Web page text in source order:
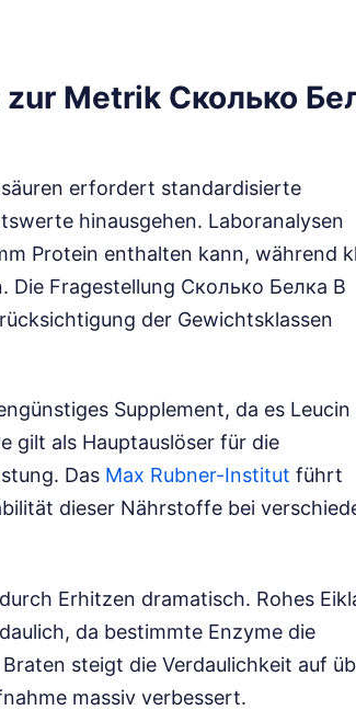
Metrik Сколько
erfordert standardisierte
hinausgehen. Laboranalysen
Protein enthalten kann, während
Die Fragestellung Сколько Белка В
der Gewichtsklassen
Supplement, da es Leucin
gilt als Hauptauslöser für die
Das Max Rubner-Institut führt
dieser Nährstoffe bei
Erhitzen dramatisch. Rohes
da bestimmte Enzyme die
steigt die Verdaulichkeit auf
massiv verbessert.